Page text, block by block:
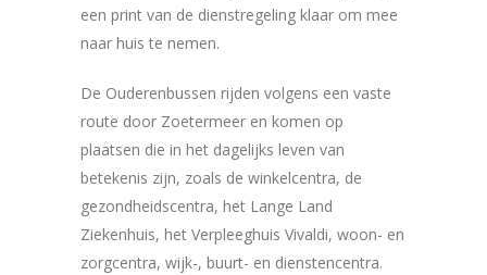
een print van de dienstregeling klaar om mee
naar huis te nemen.
De Ouderenbussen rijden volgens een vaste
route door Zoetermeer en komen op
plaatsen die in het dagelijks leven van
betekenis zijn, zoals de winkelcentra, de
gezondheidscentra, het Lange Land
Ziekenhuis, het Verpleeghuis Vivaldi, woon- en
zorgcentra, wijk-, buurt- en dienstencentra.